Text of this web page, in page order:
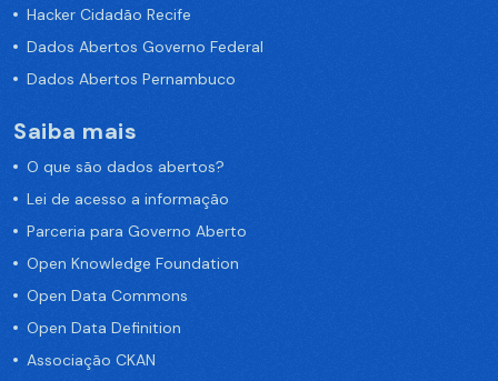
Hacker Cidadão Recife
Dados Abertos Governo Federal
Dados Abertos Pernambuco
Saiba mais
O que são dados abertos?
Lei de acesso a informação
Parceria para Governo Aberto
Open Knowledge Foundation
Open Data Commons
Open Data Definition
Associação CKAN